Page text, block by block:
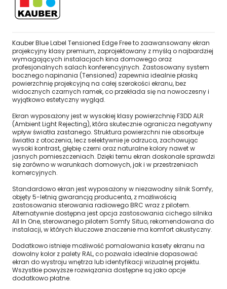
Kauber Blue Label Tensioned Edge Free to zaawansowany ekran
projekcyjny klasy premium, zaprojektowany z myślą o najbardziej
wymagających instalacjach kina domowego oraz
profesjonalnych salach konferencyjnych. Zastosowany system
bocznego napinania (Tensioned) zapewnia idealnie płaską
powierzchnię projekcyjną na całej szerokości ekranu, bez
widocznych czarnych ramek, co przekłada się na nowoczesny i
wyjątkowo estetyczny wygląd.
Ekran wyposażony jest w wysokiej klasy powierzchnię F3DD ALR
(Ambient Light Rejecting), która skutecznie ogranicza negatywny
wpływ światła zastanego. Struktura powierzchni nie absorbuje
światła z otoczenia, lecz selektywnie je odrzuca, zachowując
wysoki kontrast, głębię czerni oraz naturalne kolory nawet w
jasnych pomieszczeniach. Dzięki temu ekran doskonale sprawdzi
się zarówno w warunkach domowych, jak i w przestrzeniach
komercyjnych.
Standardowo ekran jest wyposażony w niezawodny silnik Somfy,
objęty 5-letnią gwarancją producenta, z możliwością
zastosowania sterowania radiowego BRC wraz z pilotem.
Alternatywnie dostępna jest opcja zastosowania cichego silnika
All In One, sterowanego pilotem Somfy Situo, rekomendowana do
instalacji, w których kluczowe znaczenie ma komfort akustyczny.
Dodatkowo istnieje możliwość pomalowania kasety ekranu na
dowolny kolor z palety RAL, co pozwala idealnie dopasować
ekran do wystroju wnętrza lub identyfikacji wizualnej projektu.
Wszystkie powyższe rozwiązania dostępne są jako opcje
dodatkowo płatne.